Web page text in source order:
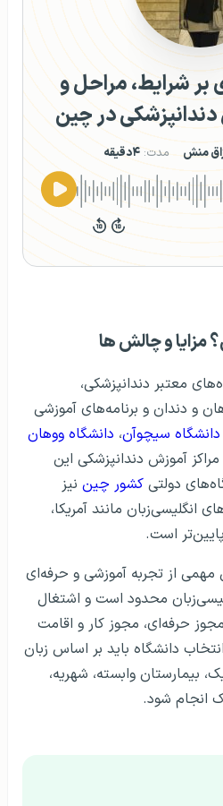
شرایط، مراحل و
در چین
منش مدت:۴دقیقه
مزایا و چالش‌ ها
معتبر دندانپزشکی،
و دندان و برنامه‌های آموزشی
دانشگاه سیچوآن، دانشگاه ووهان
آموزش دندانپزشکی این
دولتی کشور چین نیز
انگلیسی‌زبان مانند آمریکا،
پایین‌تر است.
از تجربه آموزشی و حرفه‌ای
محدود است و اشتغال
حرفه‌ای، مجوز کار و اقامت
دانشگاه باید بر اساس زبان
بیمارستان وابسته، شهریه،
انجام شود.